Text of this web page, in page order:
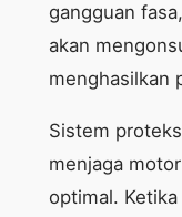
gangguan
akan
menghasilkan
Sistem
menjaga
optimal.